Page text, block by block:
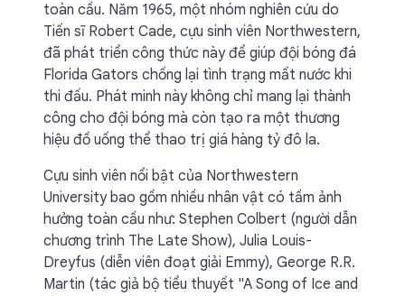
toàn cầu. Năm 1965, một nhóm nghiên cứu do
Tiến sĩ Robert Cade, cựu sinh viên Northwestern,
đã phát triển công thức này để giúp đội bóng đá
Florida Gators chống lại tình trạng mất nước khi
thi đấu. Phát minh này không chỉ mang lại thành
công cho đội bóng mà còn tạo ra một thương
hiệu đồ uống thể thao trị giá hàng tỷ đô la.
Cựu sinh viên nổi bật của Northwestern
University bao gồm nhiều nhân vật có tầm ảnh
hưởng toàn cầu như: Stephen Colbert (người dẫn
chương trình The Late Show), Julia Louis-
Dreyfus (diễn viên đoạt giải Emmy), George R.R.
Martin (tác giả bộ tiểu thuyết "A Song of Ice and